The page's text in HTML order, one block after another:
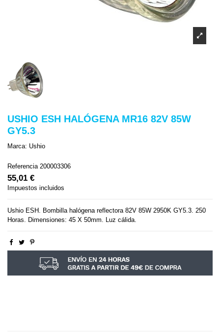
USHIO ESH HALÓGENA MR16 82V 85W
GY5.3
Marca: Ushio
Referencia 200003306
55,01 €
Impuestos incluidos
Ushio ESH. Bombilla halógena reflectora 82V 85W 2950K GY5.3. 250
Horas. Dimensiones: 45 X 50mm. Luz cálida.